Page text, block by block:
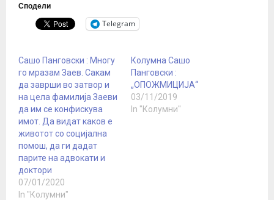
Сподели
Telegram
Сашо Панговски : Многу
го мразам Заев. Сакам
да заврши во затвор и
на цела фамилија Заеви
да им се конфискува
имот. Да видат каков е
животот со социјална
помош, да ги дадат
парите на адвокати и
доктори
07/01/2020
In "Колумни"
Колумна Сашо
Панговски :
„ОПОЖМИЦИЈА“
03/11/2019
In "Колумни"